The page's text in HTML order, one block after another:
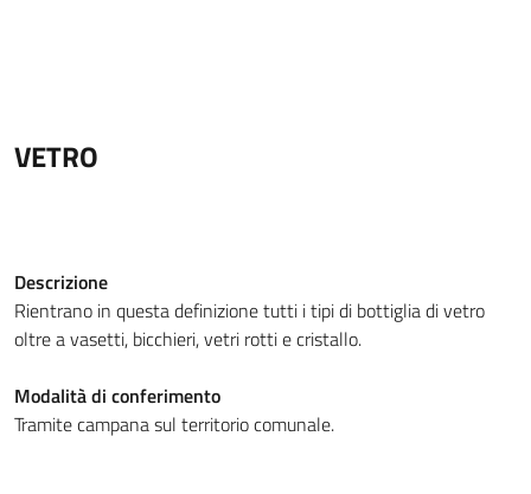
VETRO
Descrizione
Rientrano in questa definizione tutti i tipi di bottiglia di vetro
oltre a vasetti, bicchieri, vetri rotti e cristallo.
Modalità di conferimento
Tramite campana sul territorio comunale.